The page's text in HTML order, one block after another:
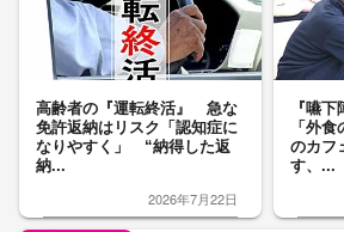
高齢者の『運転終活』 急な
免許返納はリスク「認知症に
なりやすく」 “納得した返
納...
2026年7月22日
『嚥
「外
のカフ
す、...